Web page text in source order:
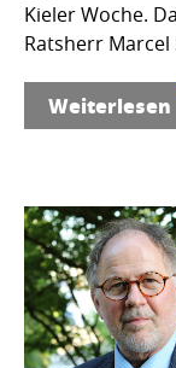
Kieler Woche.
Ratsherr Marcel
Weiterlesen